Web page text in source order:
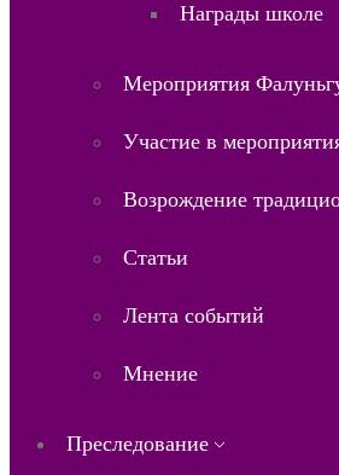
Награды школе
Мероприятия
Участие в
Возрождение
Статьи
Лента событий
Мнение
Преследование